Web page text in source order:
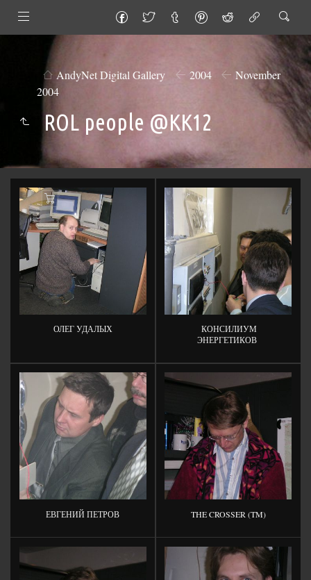
AndyNet Digital Gallery 2004
November
2004
ROL people @KK12
Add
to
Cart
ОЛЕГ УДАЛЫХ
КОНСИЛИУМ
ЭНЕРГЕТИКОВ
ЕВГЕНИЙ ПЕТРОВ THE CROSSER (TM)